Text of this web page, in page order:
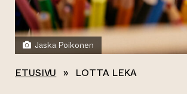
Jaska Poikonen
ETUSIVU » LOTTA LEKA